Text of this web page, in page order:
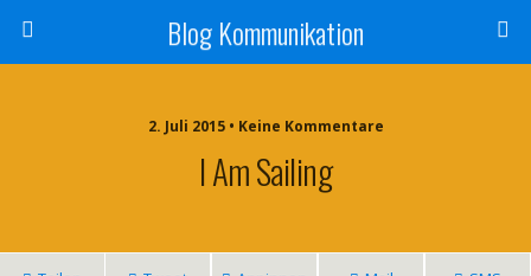
Blog Kommunikation
2. Juli 2015 • Keine Kommentare
I Am Sailing